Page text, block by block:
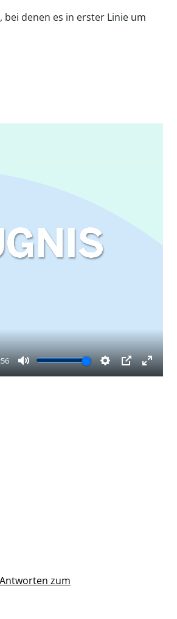
denen es in erster Linie um
Stumm Einstellungen
Bild-
zum